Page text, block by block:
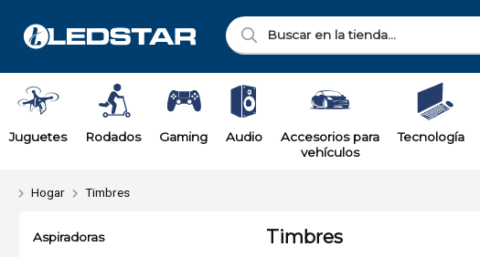
Juguetes Rodados Gaming Audio
Accesorios para
vehículos
Tecnología
Hogar Timbres
Aspiradoras Timbres